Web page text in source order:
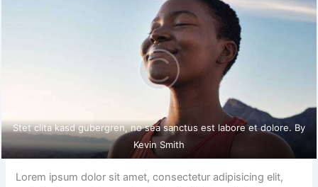
Stet clita kasd gubergren, no sea sanctus est labore et dolore. By
Kevin Smith
Lorem ipsum dolor sit amet, consectetur adipisicing elit,